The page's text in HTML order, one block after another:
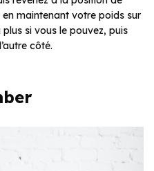
maintenant votre poids sur
si vous le pouvez, puis
côté.